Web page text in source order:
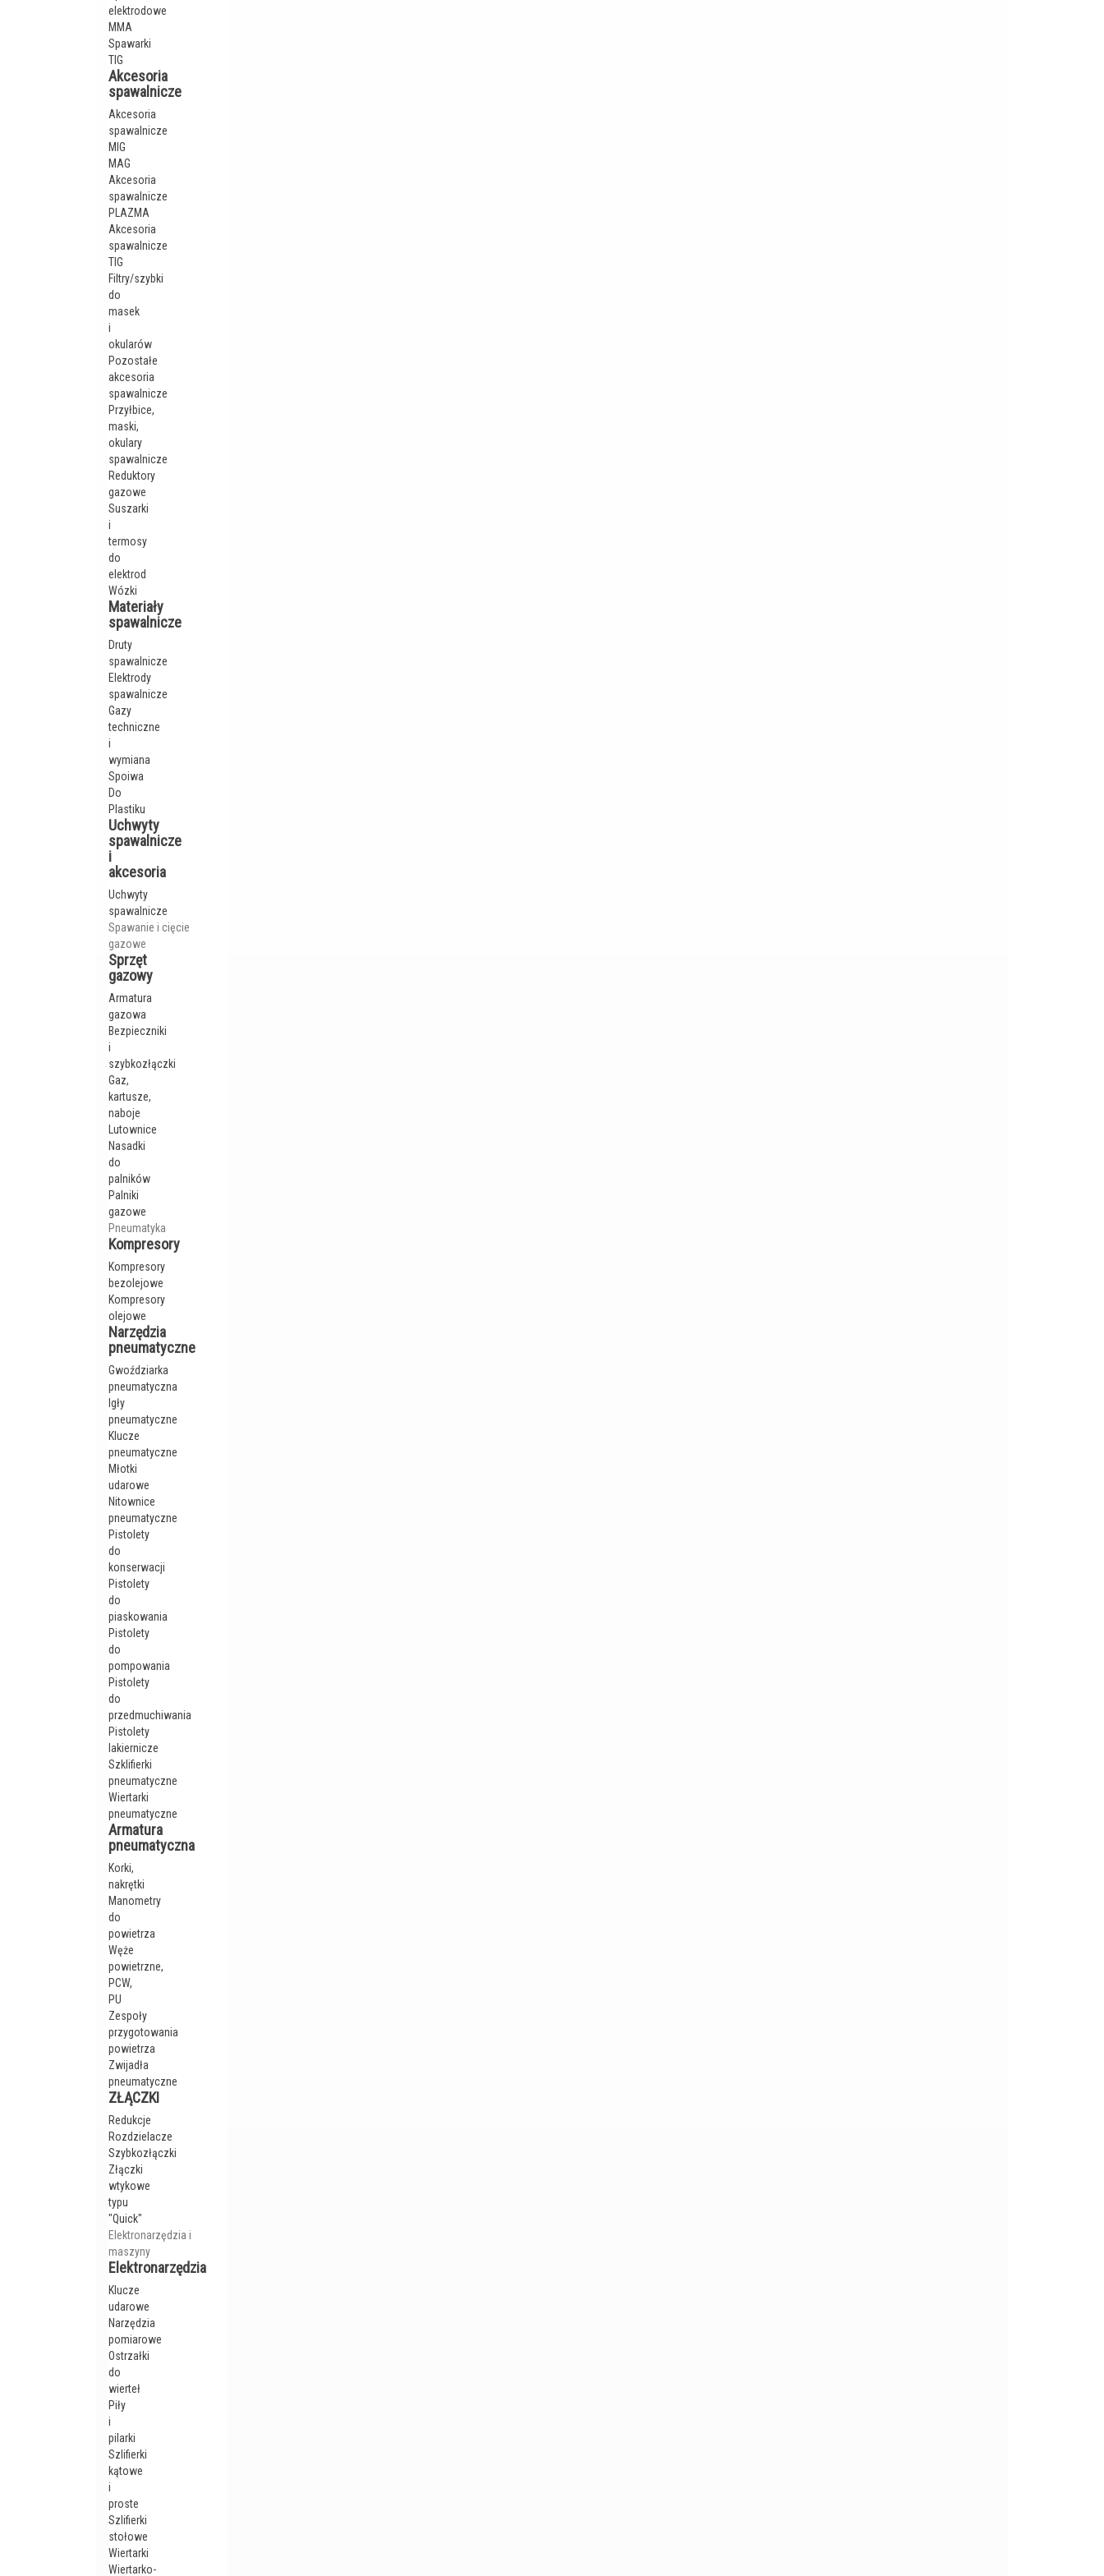
elektrodowe
MMA
Spawarki
TIG
Akcesoria
spawalnicze
Akcesoria
spawalnicze
MIG
MAG
Akcesoria
spawalnicze
PLAZMA
Akcesoria
spawalnicze
TIG
Filtry/szybki
do
masek
i
okularów
Pozostałe
akcesoria
spawalnicze
Przyłbice,
maski,
okulary
spawalnicze
Reduktory
gazowe
Suszarki
i
termosy
do
elektrod
Wózki
Materiały
spawalnicze
Druty
spawalnicze
Elektrody
spawalnicze
Gazy
techniczne
i
wymiana
Spoiwa
Do
Plastiku
Uchwyty
spawalnicze
i
akcesoria
Uchwyty
spawalnicze
Spawanie i cięcie
gazowe
Sprzęt
gazowy
Armatura
gazowa
Bezpieczniki
i
szybkozłączki
Gaz,
kartusze,
naboje
Lutownice
Nasadki
do
palników
Palniki
gazowe
Pneumatyka
Kompresory
Kompresory
bezolejowe
Kompresory
olejowe
Narzędzia
pneumatyczne
Gwoździarka
pneumatyczna
Igły
pneumatyczne
Klucze
pneumatyczne
Młotki
udarowe
Nitownice
pneumatyczne
Pistolety
do
konserwacji
Pistolety
do
piaskowania
Pistolety
do
pompowania
Pistolety
do
przedmuchiwania
Pistolety
lakiernicze
Szklifierki
pneumatyczne
Wiertarki
pneumatyczne
Armatura
pneumatyczna
Korki,
nakrętki
Manometry
do
powietrza
Węże
powietrzne,
PCW,
PU
Zespoły
przygotowania
powietrza
Zwijadła
pneumatyczne
ZŁĄCZKI
Redukcje
Rozdzielacze
Szybkozłączki
Złączki
wtykowe
typu
"Quick"
Elektronarzędzia i
maszyny
Elektronarzędzia
Klucze
udarowe
Narzędzia
pomiarowe
Ostrzałki
do
wierteł
Piły
i
pilarki
Szlifierki
kątowe
i
proste
Szlifierki
stołowe
Wiertarki
Wiertarko-